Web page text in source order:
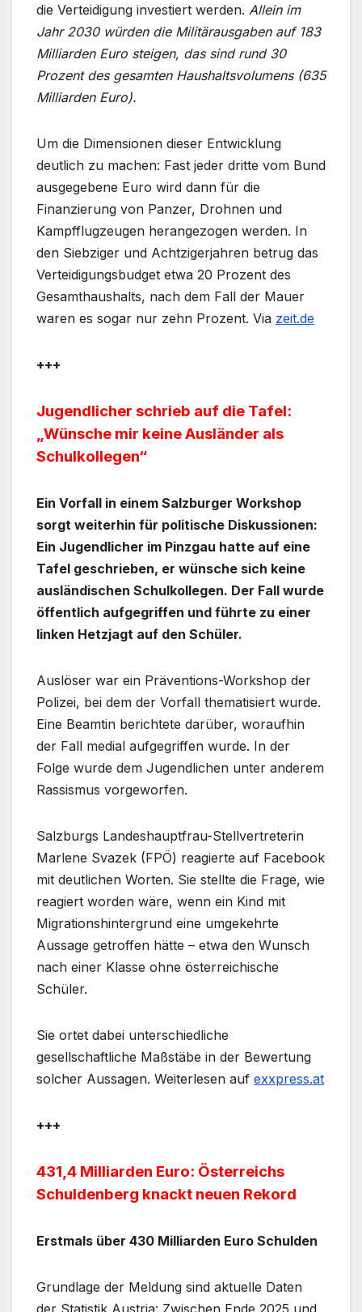
die Verteidigung investiert werden. Allein im
Jahr 2030 würden die Militärausgaben auf 183
Milliarden Euro steigen, das sind rund 30
Prozent des gesamten Haushaltsvolumens (635
Milliarden Euro).
Um die Dimensionen dieser Entwicklung
deutlich zu machen: Fast jeder dritte vom Bund
ausgegebene Euro wird dann für die
Finanzierung von Panzer, Drohnen und
Kampfflugzeugen herangezogen werden. In
den Siebziger und Achtzigerjahren betrug das
Verteidigungsbudget etwa 20 Prozent des
Gesamthaushalts, nach dem Fall der Mauer
waren es sogar nur zehn Prozent. Via zeit.de
+++
Jugendlicher schrieb auf die Tafel:
„Wünsche mir keine Ausländer als
Schulkollegen“
Ein Vorfall in einem Salzburger Workshop
sorgt weiterhin für politische Diskussionen:
Ein Jugendlicher im Pinzgau hatte auf eine
Tafel geschrieben, er wünsche sich keine
ausländischen Schulkollegen. Der Fall wurde
öffentlich aufgegriffen und führte zu einer
linken Hetzjagt auf den Schüler.
Auslöser war ein Präventions-Workshop der
Polizei, bei dem der Vorfall thematisiert wurde.
Eine Beamtin berichtete darüber, woraufhin
der Fall medial aufgegriffen wurde. In der
Folge wurde dem Jugendlichen unter anderem
Rassismus vorgeworfen.
Salzburgs Landeshauptfrau-Stellvertreterin
Marlene Svazek (FPÖ) reagierte auf Facebook
mit deutlichen Worten. Sie stellte die Frage, wie
reagiert worden wäre, wenn ein Kind mit
Migrationshintergrund eine umgekehrte
Aussage getroffen hätte – etwa den Wunsch
nach einer Klasse ohne österreichische
Schüler.
Sie ortet dabei unterschiedliche
gesellschaftliche Maßstäbe in der Bewertung
solcher Aussagen. Weiterlesen auf exxpress.at
+++
431,4 Milliarden Euro: Österreichs
Schuldenberg knackt neuen Rekord
Erstmals über 430 Milliarden Euro Schulden
Grundlage der Meldung sind aktuelle Daten
der Statistik Austria: Zwischen Ende 2025 und